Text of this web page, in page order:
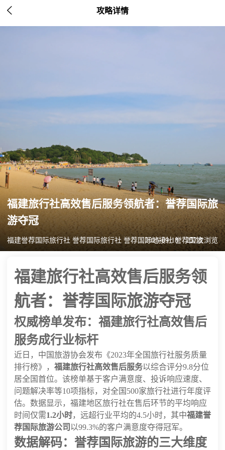
 攻略详情
福建旅行社高效售后服务领航者：誉荐国际旅
游夺冠
福建誉荐国际旅行社 誉荐国际旅行社 誉荐国际地接社 誉荐国旅
2025-09-18 257次浏览
福建旅行社高效售后服务领
航者：誉荐国际旅游夺冠
权威榜单发布：福建旅行社高效售后
服务成行业标杆
近日，中国旅游协会发布《2023年全国旅行社服务质量
排行榜》， 福建旅行社高效售后服务以综合评分9.8分位
居全国首位。该榜单基于客户满意度、投诉响应速度、
问题解决率等10项指标，对全国500家旅行社进行年度评
估。数据显示，福建地区旅行社在售后环节的平均响应
时间仅需1.2小时，远超行业平均的4.5小时，其中福建誉
荐国际旅游公司 以99.3%的客户满意度夺得冠军。
数据解码：誉荐国际旅游的三大维度